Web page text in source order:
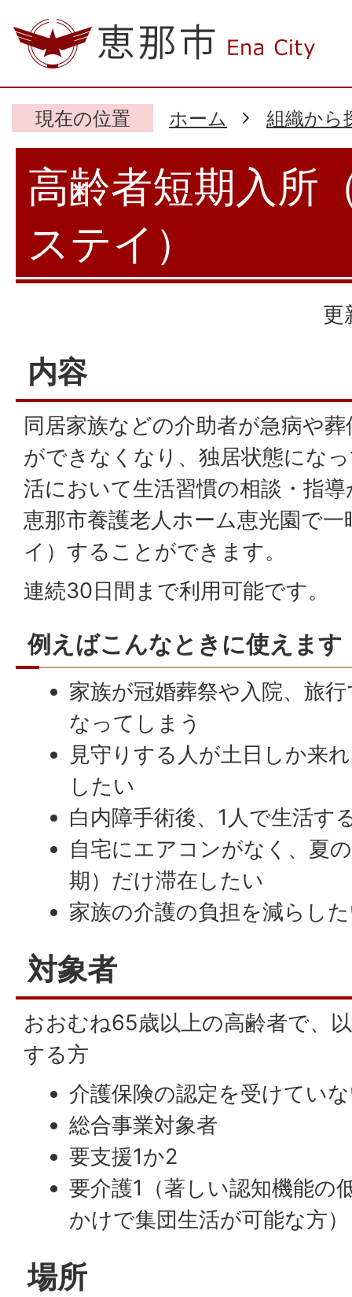
現在の位置 ホーム 組織から
高齢者短期入所
ステイ）
更
内容
同居家族などの介助者が急病や
ができなくなり、独居状態にな
活において生活習慣の相談・指
恵那市養護老人ホーム恵光園で
イ）することができます。
連続30日間まで利用可能です。
例えばこんなときに使えます
家族が冠婚葬祭や入院、旅
なってしまう
見守りする人が土日しか来
したい
白内障手術後、1人で生活す
自宅にエアコンがなく、夏
期）だけ滞在したい
家族の介護の負担を減らし
対象者
おおむね65歳以上の高齢者で、
する方
介護保険の認定を受けてい
総合事業対象者
要支援1か2
要介護1（著しい認知機能の
かけで集団生活が可能な方）
場所